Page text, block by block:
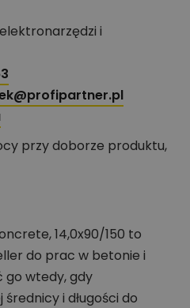
i
przy doborze produktu,
14,0x90/150 to
do prac w betonie i
go wtedy, gdy
i długości do